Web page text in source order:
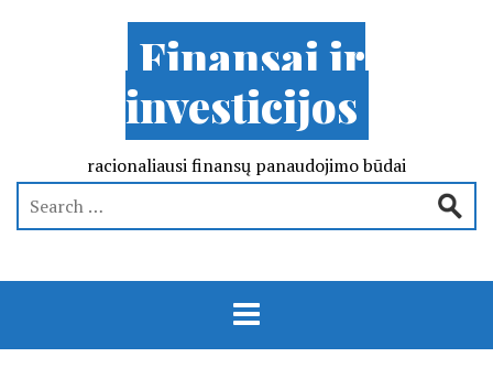
Finansai ir
investicijos
racionaliausi finansų panaudojimo būdai